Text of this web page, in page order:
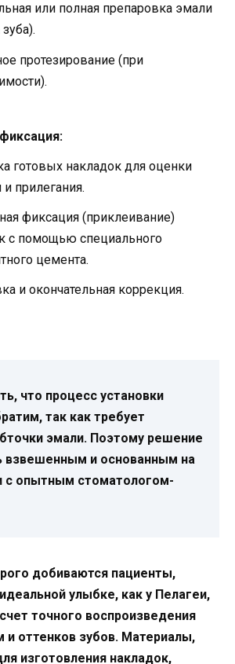
или полная препаровка эмали
протезирование (при
готовых накладок для оценки
и прилегания.
фиксация (приклеивание)
с помощью специального
цемента.
и окончательная коррекция.
что процесс установки
так как требует
эмали. Поэтому решение
и основанным на
с опытным стоматологом-
добиваются пациенты,
улыбке, как у Пелагеи,
точного воспроизведения
и оттенков зубов. Материалы,
изготовления накладок,